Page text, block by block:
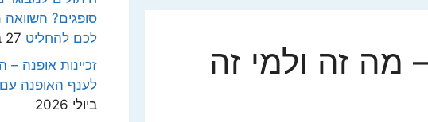
מה זה ולמי זה
סופגים?
לכם להחליט 27 ביולי 2026
זכיינות אופנה –
לענף האופנה
ביולי 2026